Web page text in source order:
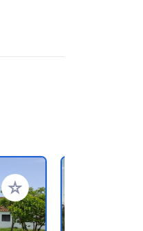
Ajouter à vos favoris